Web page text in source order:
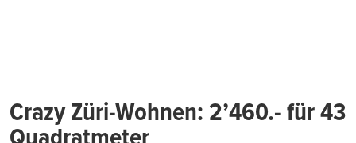
Crazy Züri-Wohnen: 2’460.- für 43